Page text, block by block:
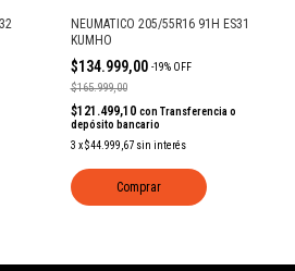
NEUMATICO 205/55R16 91H ES31
KUMHO
$134.999,00 -19% OFF
$165.999,00
$121.499,10 con Transferencia o
depósito bancario
3 x$44.999,67 sin interés
Comprar